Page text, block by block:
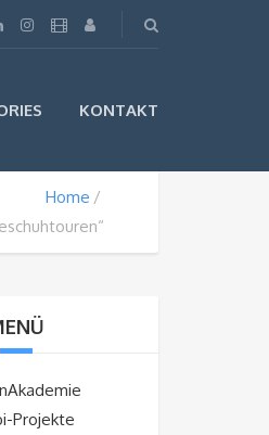
KONTAKT
Home
Projekte